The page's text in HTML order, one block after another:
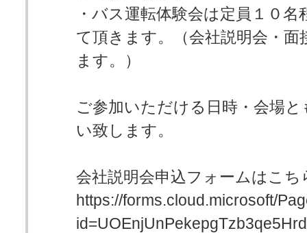
・バス運転体験会は定員１０
て頂きます。（会社説明会・面
ます。）
ご参加いただける日時・会場
い致します。
会社説明会申込フォームはこち
https://forms.cloud.microsoft/